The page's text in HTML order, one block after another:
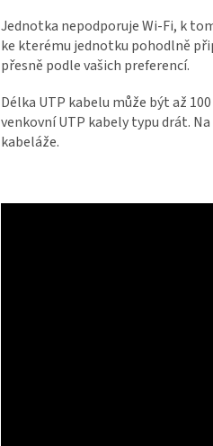
Jednotka nepodporuje Wi-Fi, k
ke kterému jednotku pohodlně
přesně podle vašich preferencí.
Délka UTP kabelu může být až
venkovní UTP kabely typu drát.
kabeláže.